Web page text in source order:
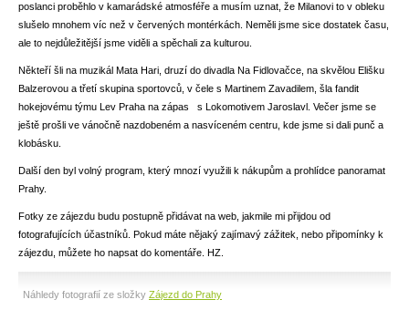
poslanci proběhlo v kamarádské atmosféře a musím uznat, že Milanovi to v obleku
slušelo mnohem víc než v červených montérkách. Neměli jsme sice dostatek času,
ale to nejdůležitější jsme viděli a spěchali za kulturou.
Někteří šli na muzikál Mata Hari, druzí do divadla Na Fidlovačce, na skvělou Elišku
Balzerovou a třetí skupina sportovců, v čele s Martinem Zavadilem, šla fandit
hokejovému týmu Lev Praha na zápas s Lokomotivem Jaroslavl. Večer jsme se
ještě prošli ve vánočně nazdobeném a nasvíceném centru, kde jsme si dali punč a
klobásku.
Další den byl volný program, který mnozí využili k nákupům a prohlídce panoramat
Prahy.
Fotky ze zájezdu budu postupně přidávat na web, jakmile mi přijdou od
fotografujících účastníků. Pokud máte nějaký zajímavý zážitek, nebo připomínky k
zájezdu, můžete ho napsat do komentáře. HZ.
Náhledy fotografií ze složky Zájezd do Prahy